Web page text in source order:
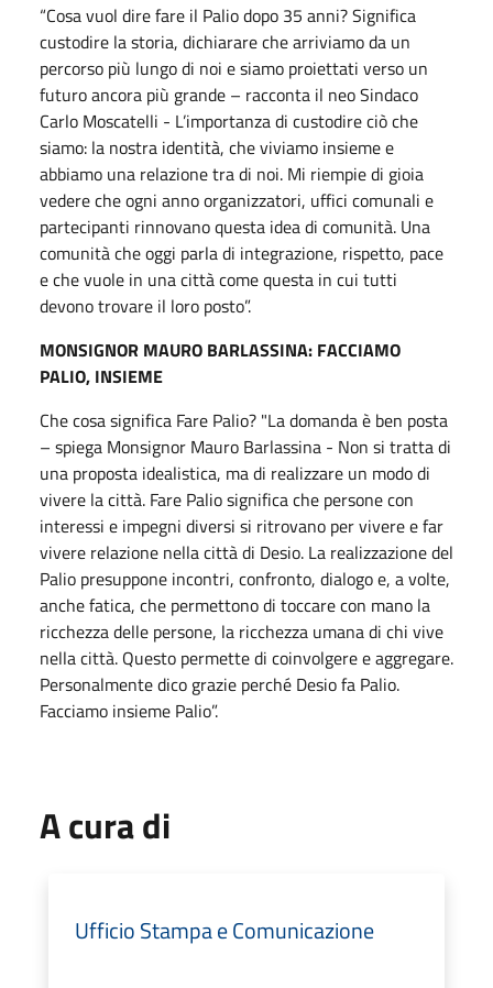
“Cosa vuol dire fare il Palio dopo 35 anni? Significa
custodire la storia, dichiarare che arriviamo da un
percorso più lungo di noi e siamo proiettati verso un
futuro ancora più grande – racconta il neo Sindaco
Carlo Moscatelli - L’importanza di custodire ciò che
siamo: la nostra identità, che viviamo insieme e
abbiamo una relazione tra di noi. Mi riempie di gioia
vedere che ogni anno organizzatori, uffici comunali e
partecipanti rinnovano questa idea di comunità. Una
comunità che oggi parla di integrazione, rispetto, pace
e che vuole in una città come questa in cui tutti
devono trovare il loro posto”.
MONSIGNOR MAURO BARLASSINA: FACCIAMO
PALIO, INSIEME
Che cosa significa Fare Palio? "La domanda è ben posta
– spiega Monsignor Mauro Barlassina - Non si tratta di
una proposta idealistica, ma di realizzare un modo di
vivere la città. Fare Palio significa che persone con
interessi e impegni diversi si ritrovano per vivere e far
vivere relazione nella città di Desio. La realizzazione del
Palio presuppone incontri, confronto, dialogo e, a volte,
anche fatica, che permettono di toccare con mano la
ricchezza delle persone, la ricchezza umana di chi vive
nella città. Questo permette di coinvolgere e aggregare.
Personalmente dico grazie perché Desio fa Palio.
Facciamo insieme Palio”.
A cura di
Ufficio Stampa e Comunicazione